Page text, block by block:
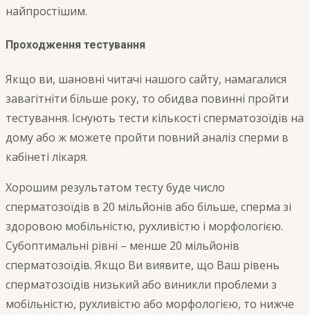
найпростішим.
Проходження тестування
Якщо ви, шановні читачі нашого сайту, намагалися
завагітніти більше року, то обидва повинні пройти
тестування. Існують тести кількості сперматозоїдів на
дому або ж можете пройти повний аналіз сперми в
кабінеті лікаря.
Хорошим результатом тесту буде число
сперматозоїдів в 20 мільйонів або більше, сперма зі
здоровою мобільністю, рухливістю і морфологією.
Субоптимальні рівні – менше 20 мільйонів
сперматозоїдів. Якщо Ви виявите, що Ваш рівень
сперматозоїдів низький або виникли проблеми з
мобільністю, рухливістю або морфологією, то нижче